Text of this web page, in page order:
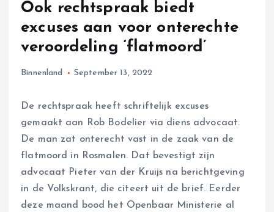
Ook rechtspraak biedt
excuses aan voor onterechte
veroordeling ‘flatmoord’
Binnenland September 13, 2022
De rechtspraak heeft schriftelijk excuses
gemaakt aan Rob Bodelier via diens advocaat.
De man zat onterecht vast in de zaak van de
flatmoord in Rosmalen. Dat bevestigt zijn
advocaat Pieter van der Kruijs na berichtgeving
in de Volkskrant, die citeert uit de brief. Eerder
deze maand bood het Openbaar Ministerie al